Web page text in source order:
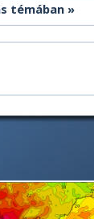
témában